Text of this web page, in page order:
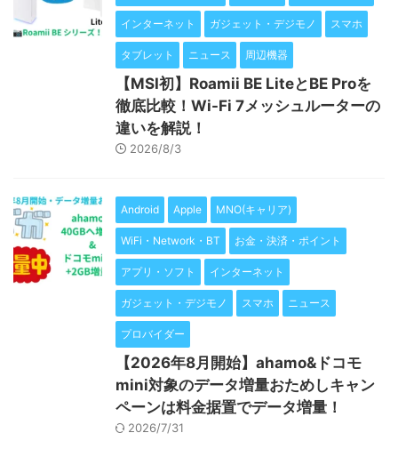
インターネット ガジェット・デジモノ スマホ
タブレット ニュース 周辺機器
【MSI初】Roamii BE LiteとBE Proを
徹底比較！Wi-Fi 7メッシュルーターの
違いを解説！
2026/8/3
Android Apple MNO(キャリア)
WiFi・Network・BT お金・決済・ポイント
アプリ・ソフト インターネット
ガジェット・デジモノ スマホ ニュース
プロバイダー
【2026年8月開始】ahamo&ドコモ
mini対象のデータ増量おためしキャン
ペーンは料金据置でデータ増量！
2026/7/31